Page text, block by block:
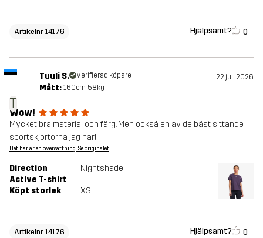
Artikelnr 14176 Hjälpsamt? 0
T
Tuuli S. Verifierad köpare 22 juli 2026
Mått: 160cm, 58kg
Wow!
Mycket bra material och färg. Men också en av de bäst sittande
sportskjortorna jag har!!
Det här är en översättning. Se originalet
Direction
Active T-shirt
Nightshade
Köpt storlek XS
Artikelnr 14176 Hjälpsamt? 0